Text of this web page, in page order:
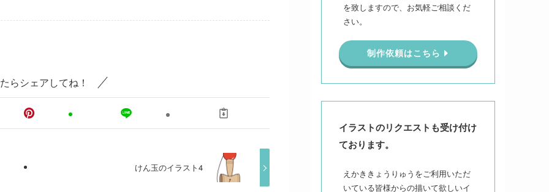
らシェアしてね！
けん玉のイラスト4
を致しますので、お気軽ご相談くだ
さい。
制作依頼はこちら
イラストのリクエストも受け付け
ております。
えかききょうりゅうをご利用いただ
いている皆様からの描いて欲しいイ